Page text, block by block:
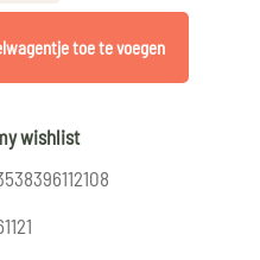
toe te voegen
wishlist